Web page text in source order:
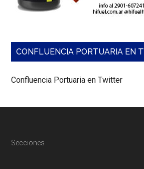
CONFLUENCIA PORTUARIA EN
Confluencia Portuaria en Twitter
Footer
Secciones